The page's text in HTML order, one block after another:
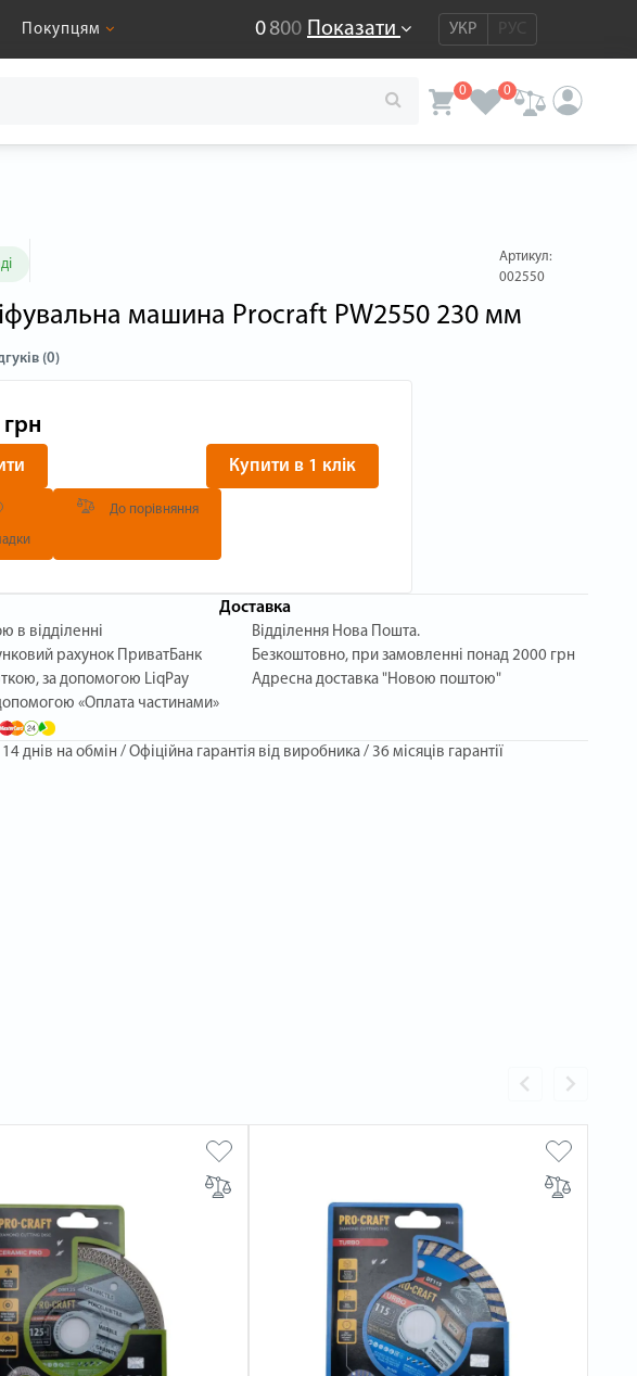
Покупцям 0800 Показати УКР РУС
0 0
Артикул:
002550
машина Procraft PW2550 230 мм
(0)
Купити в 1 клік
До порівняння
в відділенні
рахунок ПриватБанк
за допомогою LiqPay
«Оплата частинами»
Доставка
Відділення Нова Пошта.
Безкоштовно, при замовленні понад 2000 грн
Адресна доставка "Новою поштою"
14 днів на обмін / Офіційна гарантія від виробника / 36 місяців гарантії